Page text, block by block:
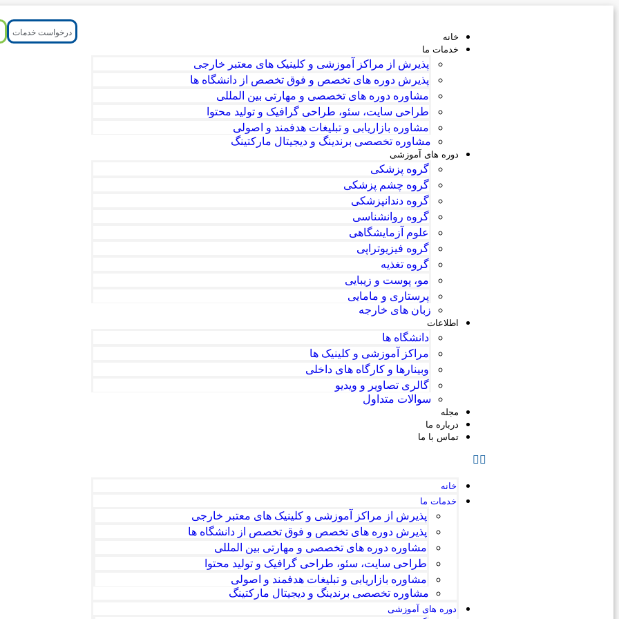
خانه
خدمات ما
پذیرش از مراکز آموزشی و کلینیک های معتبر خارجی
پذیرش دوره های تخصص و فوق تخصص از دانشگاه ها
مشاوره دوره های تخصصی و مهارتی بین المللی
طراحی سایت، سئو، طراحی گرافیک و تولید محتوا
مشاوره بازاریابی و تبلیغات هدفمند و اصولی
مشاوره تخصصی برندینگ و دیجیتال مارکتینگ
دوره های آموزشی
گروه پزشکی
گروه چشم پزشکی
گروه دندانپزشکی
گروه روانشناسی
علوم آزمایشگاهی
گروه فیزیوتراپی
گروه تغذیه
مو، پوست و زیبایی
پرستاری و مامایی
زبان های خارجه
اطلاعات
دانشگاه ها
مراکز آموزشی و کلینیک ها
وبینارها و کارگاه های داخلی
گالری تصاویر و ویدیو
سوالات متداول
مجله
درباره ما
تماس با ما
خانه
خدمات ما
پذیرش از مراکز آموزشی و کلینیک های معتبر خارجی
پذیرش دوره های تخصص و فوق تخصص از دانشگاه ها
مشاوره دوره های تخصصی و مهارتی بین المللی
طراحی سایت، سئو، طراحی گرافیک و تولید محتوا
مشاوره بازاریابی و تبلیغات هدفمند و اصولی
مشاوره تخصصی برندینگ و دیجیتال مارکتینگ
دوره های آموزشی
درخواست خدمات